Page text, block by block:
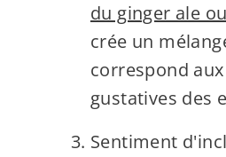
du ginger ale
crée un
correspond
gustatives des
Sentiment